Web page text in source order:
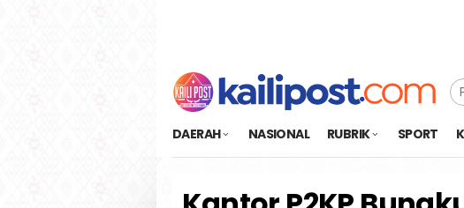
DAERAH NASIONAL RUBRIK SPORT